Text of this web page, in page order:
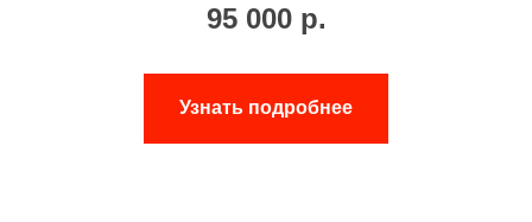
95 000 р.
Узнать подробнее